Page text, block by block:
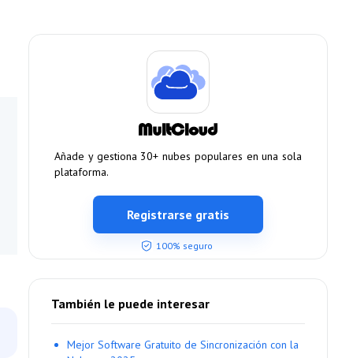
Añade y gestiona 30+ nubes populares en una sola
plataforma.
Registrarse gratis
100% seguro
También le puede interesar
Mejor Software Gratuito de Sincronización con la